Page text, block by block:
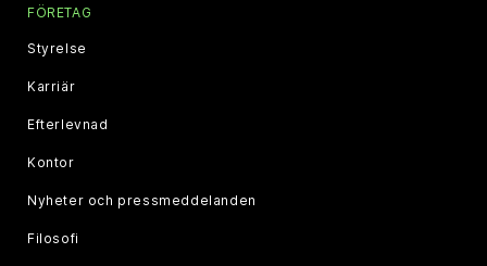
FÖRETAG
Styrelse
Karriär
Efterlevnad
Kontor
Nyheter och pressmeddelanden
Filosofi